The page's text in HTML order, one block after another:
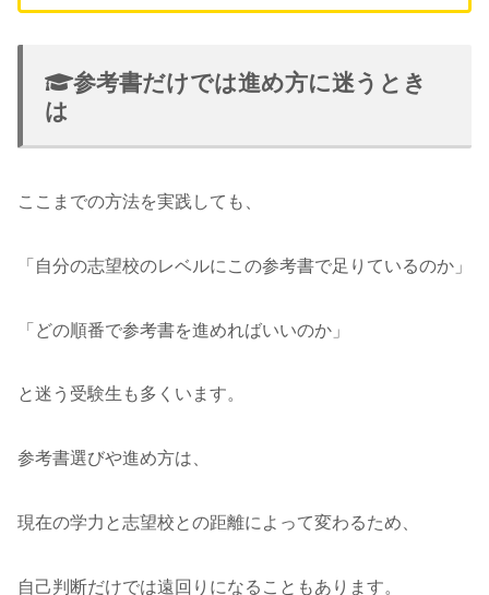
参考書だけでは進め方に迷うとき
は
ここまでの方法を実践しても、
「自分の志望校のレベルにこの参考書で足りているのか」
「どの順番で参考書を進めればいいのか」
と迷う受験生も多くいます。
参考書選びや進め方は、
現在の学力と志望校との距離によって変わるため、
自己判断だけでは遠回りになることもあります。